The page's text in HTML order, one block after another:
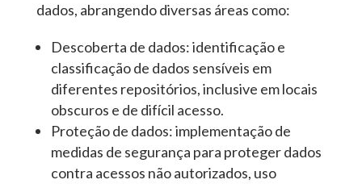
dados, abrangendo diversas áreas como:
Descoberta de dados: identificação e
classificação de dados sensíveis em
diferentes repositórios, inclusive em locais
obscuros e de difícil acesso.
Proteção de dados: implementação de
medidas de segurança para proteger dados
contra acessos não autorizados, uso